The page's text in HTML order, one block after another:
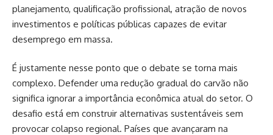
planejamento, qualificação profissional, atração de novos
investimentos e políticas públicas capazes de evitar
desemprego em massa.
É justamente nesse ponto que o debate se torna mais
complexo. Defender uma redução gradual do carvão não
significa ignorar a importância econômica atual do setor. O
desafio está em construir alternativas sustentáveis sem
provocar colapso regional. Países que avançaram na